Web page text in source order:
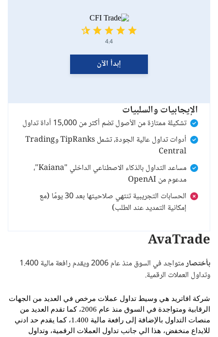
4.4
إبدأ الآن
الإيجابيات والسلبيات
تشكيلة ممتازة من الأصول تضم أكثر من 15,000 أداة تداول
أدوات تداول عالية الجودة، تشمل TipRanks وTrading
Central
مساعد التداول بالذكاء الاصطناعي الداخلي "Kaiana"،
مدعوم من OpenAI
الحسابات التجريبية تنتهي صلاحيتها بعد 30 يومًا (مع
إمكانية التمديد عند الطلب)
AvaTrade
بأختصار
متواجد في السوق منذ عام 2006 ويقدم رافعة مالية 1.400
وتداول العملات الرقمية.
شركة افاتريد هي وسيط تداول عملات مرخص في العديد من الجهات
الرقابية ومتواجدة في السوق منذ عام 2006، كما تقدم العديد من
منصات التداول بالإضافة إلى رافعة مالية 1.400، كما يقدم حد ادني
للايداع منخفض، هذا الي جانب تداول العملات الرقمية، وتداول